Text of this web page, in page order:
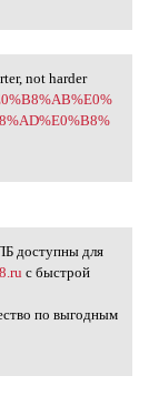
not harder
в СПБ
доступны для
с быстрой
по выгодным